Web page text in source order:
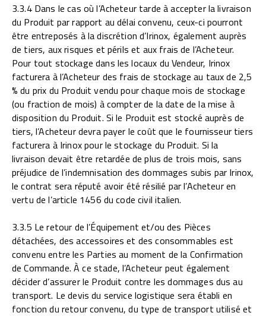
3.3.4 Dans le cas où l’Acheteur tarde à accepter la livraison
du Produit par rapport au délai convenu, ceux-ci pourront
être entreposés à la discrétion d’Irinox, également auprès
de tiers, aux risques et périls et aux frais de l’Acheteur.
Pour tout stockage dans les locaux du Vendeur, Irinox
facturera à l’Acheteur des frais de stockage au taux de 2,5
% du prix du Produit vendu pour chaque mois de stockage
(ou fraction de mois) à compter de la date de la mise à
disposition du Produit. Si le Produit est stocké auprès de
tiers, l’Acheteur devra payer le coût que le fournisseur tiers
facturera à Irinox pour le stockage du Produit. Si la
livraison devait être retardée de plus de trois mois, sans
préjudice de l’indemnisation des dommages subis par Irinox,
le contrat sera réputé avoir été résilié par l’Acheteur en
vertu de l’article 1456 du code civil italien.
3.3.5 Le retour de l’Équipement et/ou des Pièces
détachées, des accessoires et des consommables est
convenu entre les Parties au moment de la Confirmation
de Commande. À ce stade, l’Acheteur peut également
décider d’assurer le Produit contre les dommages dus au
transport. Le devis du service logistique sera établi en
fonction du retour convenu, du type de transport utilisé et